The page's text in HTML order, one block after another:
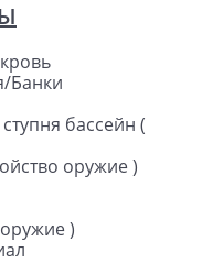
Банки
бассейн (
оружие )
)